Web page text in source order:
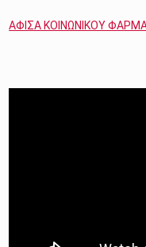
ΑΦΙΣΑ ΚΟΙΝΩΝΙΚΟΥ